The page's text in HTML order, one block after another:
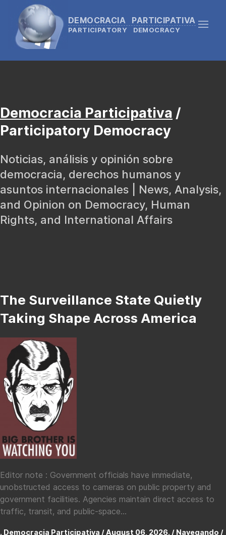
DEMOCRACIA PARTICIPATIVA
PARTICIPATORY DEMOCRACY
Democracia Participativa /
Participatory Democracy
Noticias, análisis y opinión sobre
democracia, derechos humanos y
asuntos internacionales | News, Analysis,
and Opinion on Democracy, Human
Rights, and International Affairs
The Surveillance State Quietly
Taking Shape Across America
Editor note : Government officials have immediate,
unobstructed access to cameras on public property and
government facilities. Agencies maintain direct access to
traffic, transit, and public-space...
. Democracia Participativa / August 06, 2026. / Navegando /